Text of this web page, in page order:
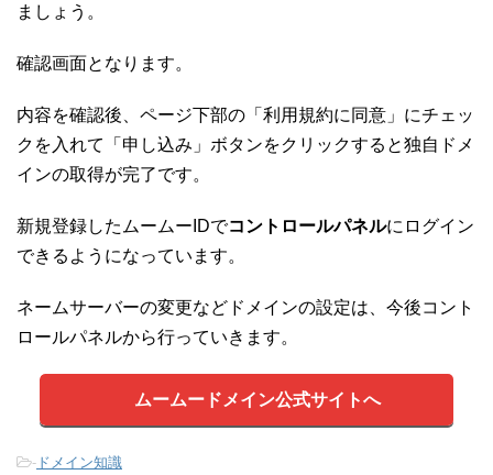
ましょう。
確認画面となります。
内容を確認後、ページ下部の「利用規約に同意」にチェッ
クを入れて「申し込み」ボタンをクリックすると独自ドメ
インの取得が完了です。
新規登録したムームーIDでコントロールパネルにログイン
できるようになっています。
ネームサーバーの変更などドメインの設定は、今後コント
ロールパネルから行っていきます。
ムームードメイン公式サイトへ
- ドメイン知識